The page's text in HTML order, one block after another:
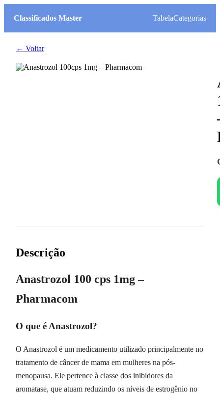
Classificados Master TabelaCategorias
← Voltar
Descrição
Anastrozol 100 cps 1mg –
Pharmacom
O que é Anastrozol?
O Anastrozol é um medicamento utilizado principalmente no
tratamento de câncer de mama em mulheres na pós-
menopausa. Ele pertence à classe dos inibidores da
aromatase, que atuam reduzindo os níveis de estrogênio no